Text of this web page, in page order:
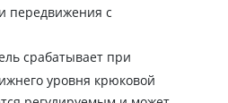
передвижения с
срабатывает при
уровня крюковой